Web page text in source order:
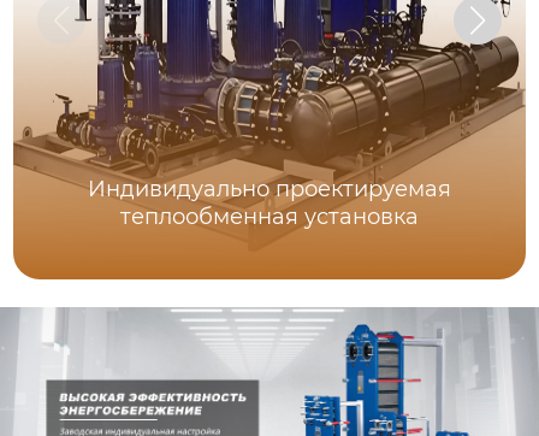
Индивидуально проектируемая
теплообменная установка